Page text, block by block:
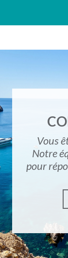
Vous
Notre
pour